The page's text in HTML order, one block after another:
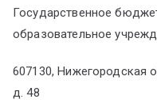
Государственное
образовательное
607130, Нижегородская
д. 48